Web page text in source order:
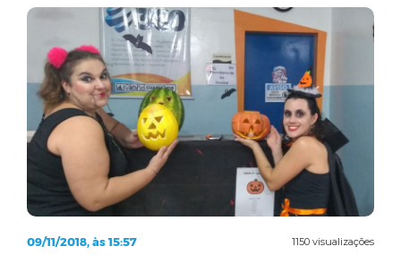
1150 visualizações
09/11/2018, às 15:57